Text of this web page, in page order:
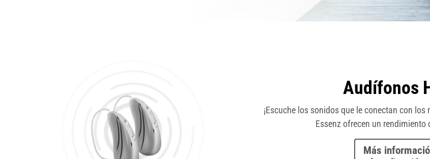
Audífonos
¡Escuche los sonidos que le conectan con
Essenz ofrecen un
Más